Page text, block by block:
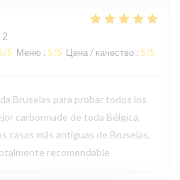
2
/5 Меню : 5/5 Цена / качество : 5/5
Bruselas para probar todos los
carbonnade de toda Bélgica,
casas más antiguas de Bruselas,
recomendable